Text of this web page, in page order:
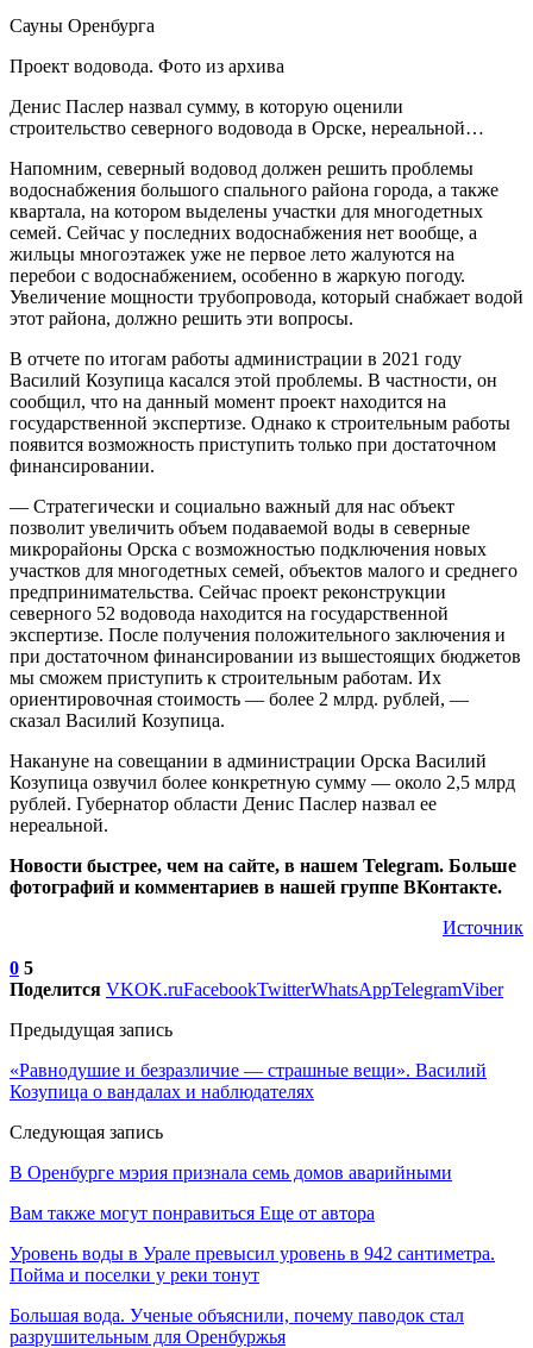
Сауны Оренбурга
Проект водовода. Фото из архива
Денис Паслер назвал сумму, в которую оценили
строительство северного водовода в Орске, нереальной…
Напомним, северный водовод должен решить проблемы
водоснабжения большого спального района города, а также
квартала, на котором выделены участки для многодетных
семей. Сейчас у последних водоснабжения нет вообще, а
жильцы многоэтажек уже не первое лето жалуются на
перебои с водоснабжением, особенно в жаркую погоду.
Увеличение мощности трубопровода, который снабжает водой
этот района, должно решить эти вопросы.
В отчете по итогам работы администрации в 2021 году
Василий Козупица касался этой проблемы. В частности, он
сообщил, что на данный момент проект находится на
государственной экспертизе. Однако к строительным работы
появится возможность приступить только при достаточном
финансировании.
— Стратегически и социально важный для нас объект
позволит увеличить объем подаваемой воды в северные
микрорайоны Орска с возможностью подключения новых
участков для многодетных семей, объектов малого и среднего
предпринимательства. Сейчас проект реконструкции
северного 52 водовода находится на государственной
экспертизе. После получения положительного заключения и
при достаточном финансировании из вышестоящих бюджетов
мы сможем приступить к строительным работам. Их
ориентировочная стоимость — более 2 млрд. рублей, —
сказал Василий Козупица.
Накануне на совещании в администрации Орска Василий
Козупица озвучил более конкретную сумму — около 2,5 млрд
рублей. Губернатор области Денис Паслер назвал ее
нереальной.
Новости быстрее, чем на сайте, в нашем Telegram. Больше
фотографий и комментариев в нашей группе ВКонтакте.
Источник
0 5
Поделится VKOK.ruFacebookTwitterWhatsAppTelegramViber
Предыдущая запись
«Равнодушие и безразличие — страшные вещи». Василий
Козупица о вандалах и наблюдателях
Следующая запись
В Оренбурге мэрия признала семь домов аварийными
Вам также могут понравиться Еще от автора
Уровень воды в Урале превысил уровень в 942 сантиметра.
Пойма и поселки у реки тонут
Большая вода. Ученые объяснили, почему паводок стал
разрушительным для Оренбуржья